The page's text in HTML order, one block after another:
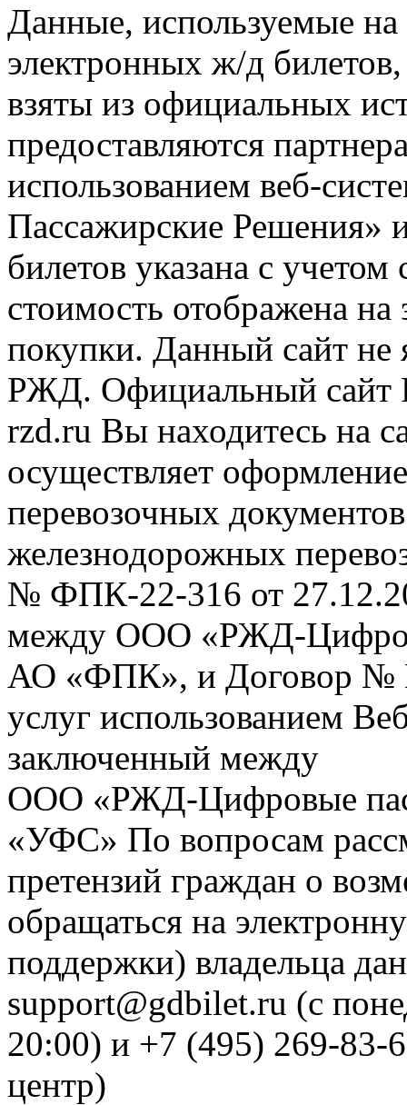
Данные, используемые
электронных ж/д
взяты из официальных
предоставляются
использованием веб-
Пассажирские
билетов указана с
стоимость отображена
покупки. Данный сайт не
РЖД. Официальный сайт
rzd.ru Вы находитесь на
осуществляет
перевозочных
железнодорожных
№ ФПК-22-316 от
между ООО «РЖД-
АО «ФПК», и Договор №
услуг использованием
заключенный между
ООО «РЖД-Цифровые
«УФС» По вопросам
претензий граждан о
обращаться на
поддержки) владельца
support@gdbilet.ru (с
20:00) и +7 (495) 269-83-
центр)